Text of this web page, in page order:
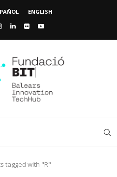
ENGLISH
tagged with "R"